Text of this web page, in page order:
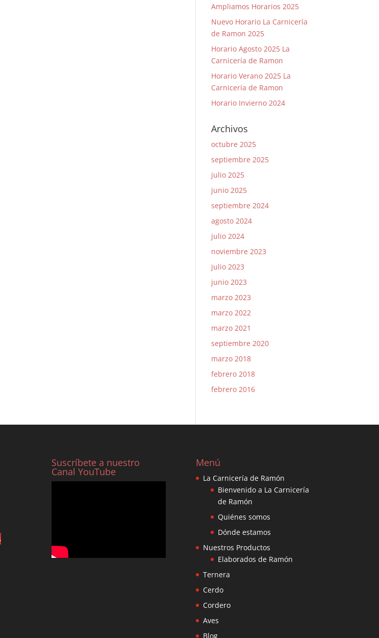
Ampliamos Horarios 2025
Nuevo Horario La Carnicería
de Ramon 2025
Horario Agosto 2025 La
Carnicería de Ramon
Horario Verano 2025 La
Carnicería de Ramon
Horario Invierno 2024
Archivos
octubre 2025
septiembre 2025
julio 2025
junio 2025
septiembre 2024
agosto 2024
julio 2024
noviembre 2023
julio 2023
junio 2023
marzo 2023
marzo 2022
marzo 2021
septiembre 2020
marzo 2018
febrero 2018
febrero 2016
Suscríbete a nuestro
Canal YouTube
Menú
La Carnicería de Ramón
Bienvenido a La Carnicería
de Ramón
Quiénes somos
Dónde estamos
Nuestros Productos
Elaborados de Ramón
Ternera
Cerdo
Cordero
Aves
Blog